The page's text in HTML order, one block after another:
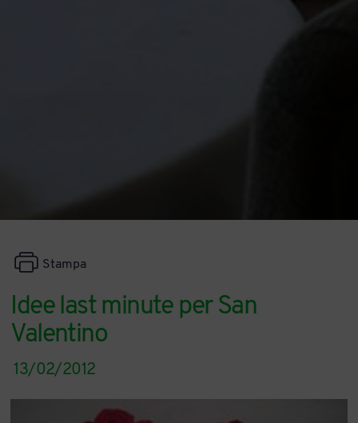
Idee last minute per San
Valentino
Stampa
13/02/2012